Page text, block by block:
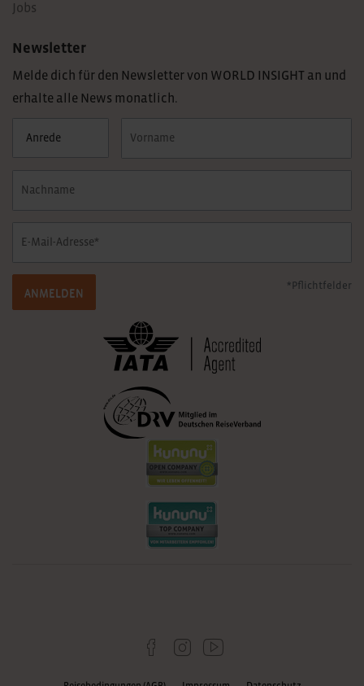
Jobs
Newsletter
Melde dich für den Newsletter von WORLD INSIGHT an und
erhalte alle News monatlich.
ANMELDEN
*Pflichtfelder